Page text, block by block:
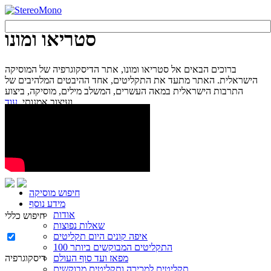
סטריאו ומונו
ברוכים הבאים אל סטריאו ומונו, אתר הדיסקוגרפיה של המוסיקה
הישראלית. האתר מתעד את התקליטים, אחד ההיבטים המלהיבים של
התרבות הישראלית במאה העשרים, המשלב מילים, מוסיקה, ביצוע
ועיצוב אמנותי.עוד...
חיפוש מוסיקה
מידע נוסף
אודות
שאלות נפוצות
איפה קונים היום תקליטים
100 התקליטים המבוקשים ביותר
מפאז ועד סוף העולם
תקליטים למכירה ותקליטים מבוקשים
חיפוש כללי
דיסקוגרפיה